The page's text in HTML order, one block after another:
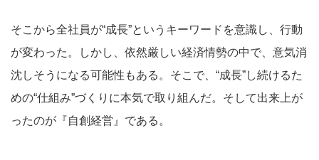
そこから全社員が“成長”というキーワードを意識し、行動
が変わった。しかし、依然厳しい経済情勢の中で、意気消
沈しそうになる可能性もある。そこで、“成長”し続けるた
めの“仕組み”づくりに本気で取り組んだ。そして出来上が
ったのが『自創経営』である。